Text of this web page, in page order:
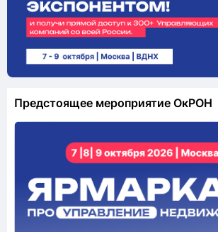
Предстоящее мероприятие ОкРОН